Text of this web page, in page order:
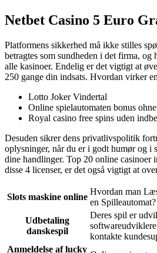
Netbet Casino 5 Euro
Platformens sikkerhed må ikke stilles
betragtes som sundheden i det firma, og
alle kasinoer. Endelig er det vigtigt at
250 gange din indsats. Hvordan virker
Lotto Joker Vindertal
Online spielautomaten bonus
Royal casino free spins uden
Desuden sikrer dens privatlivspolitik
oplysninger, når du er i godt humør og i
dine handlinger. Top 20 online casinoer
disse 4 licenser, er det også vigtigt at
Slots maskine online
Hvordan man
en Spilleautomat?
Udbetaling
danskespil
Deres spil er
kontakte
Anmeldelse af lucky